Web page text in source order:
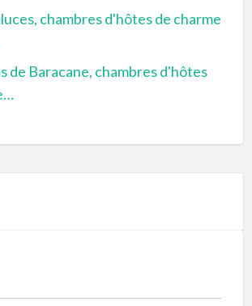
chambres d'hôtes de charme
de Baracane, chambres d'hôtes